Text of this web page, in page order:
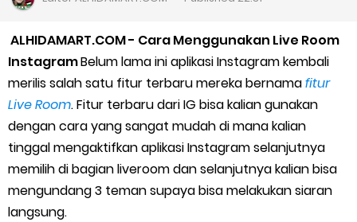
Panduan Menjadi Agen Sicepat: Syarat dan Komisinya
Cara Daftar Goshop agar Cepat Diterima
Apa itu Grab Saap? Layanan Antri Online Terbaru Dari Grab
Cara Jitu Mendapat Voucher Gojek Gratis
Cara Ping DNS Server Gojek Gopartner
Cara Mudah Melihat Nomor Shopeepay Sendiri dan Orang Lain
ALHIDAMART.COM - Cara Menggunakan Live Room
InstagramBelum lama ini aplikasi Instagram kembali
merilis salah satu fitur terbaru mereka bernamafitur
Live Room. Fitur terbaru dari IG bisa kalian gunakan
dengan cara yang sangat mudah di mana kalian
tinggal mengaktifkan aplikasi Instagram selanjutnya
memilih di bagian liveroom dan selanjutnya kalian bisa
mengundang 3 teman supaya bisa melakukan siaran
langsung.